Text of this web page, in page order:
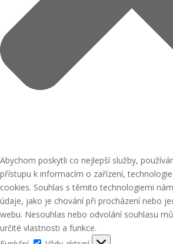
Abychom poskytli co nejlepší služby,
přístupu k informacím o zařízení,
cookies. Souhlas s těmito technologiemi
údaje, jako je chování při procházení nebo
webu. Nesouhlas nebo odvolání souhlasu
určité vlastnosti a funkce.
Funkční